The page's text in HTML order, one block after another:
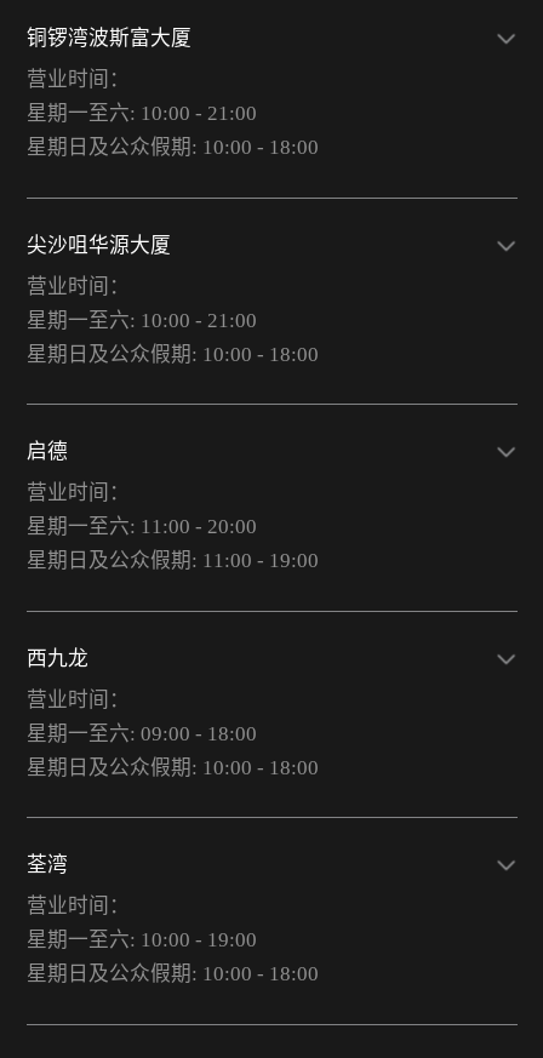
铜锣湾波斯富大厦
营业时间：
星期一至六: 10:00 - 21:00
星期日及公众假期: 10:00 - 18:00
尖沙咀华源大厦
营业时间：
星期一至六: 10:00 - 21:00
星期日及公众假期: 10:00 - 18:00
启德
营业时间：
星期一至六: 11:00 - 20:00
星期日及公众假期: 11:00 - 19:00
西九龙
营业时间：
星期一至六: 09:00 - 18:00
星期日及公众假期: 10:00 - 18:00
荃湾
营业时间：
星期一至六: 10:00 - 19:00
星期日及公众假期: 10:00 - 18:00